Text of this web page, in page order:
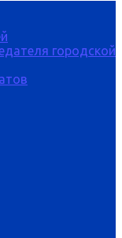
городской